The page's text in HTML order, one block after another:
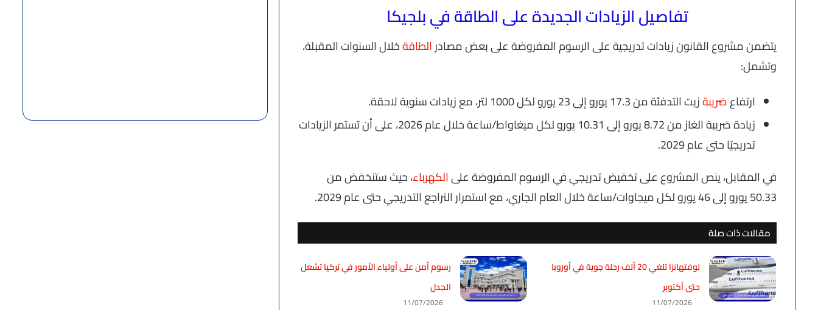
تفاصيل الزيادات الجديدة على الطاقة في بلجيكا
يتضمن مشروع القانون زيادات تدريجية على الرسوم المفروضة على بعض مصادرالطاقةخلال السنوات المقبلة،
وتشمل:
ارتفاعضريبةزيت التدفئة من 17.3 يورو إلى 23 يورو لكل 1000 لتر، مع زيادات سنوية لاحقة.
زيادة ضريبة الغاز من 8.72 يورو إلى 10.31 يورو لكل ميغاواط/ساعة خلال عام 2026، على أن تستمر الزيادات
تدريجيًا حتى عام 2029.
في المقابل، ينص المشروع على تخفيض تدريجي في الرسوم المفروضة علىالكهرباء، حيث ستنخفض من
50.33 يورو إلى 46 يورو لكل ميجاوات/ساعة خلال العام الجاري، مع استمرار التراجع التدريجي حتى عام 2029.
مقالات ذات صلة
لوفتهانزا تلغي 20 ألف رحلة جوية في أوروبا
حتى أكتوبر
11/07/2026
رسوم أمن على أولياء الأمور في تركيا تشعل
الجدل
11/07/2026